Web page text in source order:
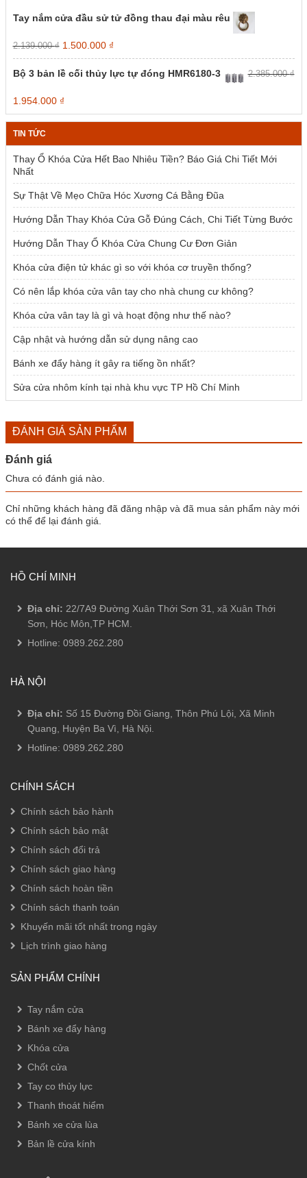
Tay nắm cửa đầu sử tử đồng thau đại màu rêu
2.139.000₫ Giá
gốc
là:
2.139.000 ₫.
1.500.000 ₫Giá
hiện
là:
Bộ 3 bản lề cối thủy lực tự đóng HMR6180-3 2.385.000₫
Giá
gốc
là:
2.385.000 ₫.
1.954.000 ₫Giá
hiện
tại
1.954.000 ₫.
TIN TỨC
Thay Ổ Khóa Cửa Hết Bao Nhiêu Tiền? Báo Giá Chi Tiết Mới
Nhất
Sự Thật Về Mẹo Chữa Hóc Xương Cá Bằng Đũa
Hướng Dẫn Thay Khóa Cửa Gỗ Đúng Cách, Chi Tiết Từng Bước
Hướng Dẫn Thay Ổ Khóa Cửa Chung Cư Đơn Giản
Khóa cửa điện tử khác gì so với khóa cơ truyền thống?
Có nên lắp khóa cửa vân tay cho nhà chung cư không?
Khóa cửa vân tay là gì và hoạt động như thế nào?
Cập nhật và hướng dẫn sử dụng nâng cao
Bánh xe đẩy hàng ít gây ra tiếng ồn nhất?
Sửa cửa nhôm kính tại nhà khu vực TP Hồ Chí Minh
ĐÁNH GIÁ SẢN PHẨM
Đánh giá
Chưa có đánh giá nào.
Chỉ những khách hàng đã đăng nhập và đã mua sản phẩm này mới
có thể để lại đánh giá.
HỒ CHÍ MINH
Địa chỉ: 22/7A9 Đường Xuân Thới Sơn 31, xã Xuân Thới
Sơn, Hóc Môn,TP HCM.
Hotline: 0989.262.280
HÀ NỘI
Địa chỉ: Số 15 Đường Đồi Giang, Thôn Phú Lội, Xã Minh
Quang, Huyện Ba Vì, Hà Nội.
Hotline: 0989.262.280
CHÍNH SÁCH
Chính sách bảo hành
Chính sách bảo mật
Chính sách đổi trả
Chính sách giao hàng
Chính sách hoàn tiền
Chính sách thanh toán
Khuyến mãi tốt nhất trong ngày
Lịch trình giao hàng
SẢN PHẨM CHÍNH
Tay nắm cửa
Bánh xe đẩy hàng
Khóa cửa
Chốt cửa
Tay co thủy lực
Thanh thoát hiểm
Bánh xe cửa lùa
Bản lề cửa kính